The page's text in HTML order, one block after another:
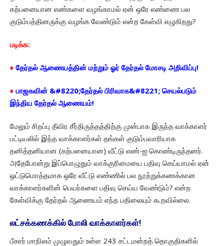
கற்பனையான எண்களை வழங்காமல் ஏன் ஒரே எண்ணை பல
குடும்பத்தினருக்கு வழங்க வேண்டும் என்ற கேள்வி எழுகிறது?
படிக்க:
♦ தேர்தல் ஆணையத்தின் மற்றும் ஓர் தேர்தல் மோசடி அறிவிப்பு!
♦ பாஜகவின் &#8220;தேர்தல் பிரிவாக&#8221; செயல்படும்
இந்திய தேர்தல் ஆணையம்!
மேலும் சிறப்பு தீவிர சீர்திருத்தத்திற்கு முன்பாக இருந்த வாக்காளர்
பட்டியலில் இந்த வாக்காளர்கள் தங்கள் குடும்பவாரியாக
தனித்தனியான (கற்பனையான) வீட்டு எண்-ஐ கொண்டிருந்தனர்.
அதேபோன்று இப்பொழுதும் வாக்குரிமையை பதிவு செய்யாமல் ஏன்
ஒட்டுமொத்தமாக ஒரே வீட்டு எண்ணில் பல நூற்றுக்கணக்கான
வாக்காளர்களின் பெயர்களை பதிவு செய்ய வேண்டும்? என்ற
கேள்விக்கு தேர்தல் ஆணையம் எந்த பதிலையும் கூறவில்லை.
லட்சக்கணக்கில் போலி வாக்காளர்கள்!
பீகார் மாநிலம் முழுவதும் உள்ள 243 சட்டமன்றத் தொகுதிகளில்